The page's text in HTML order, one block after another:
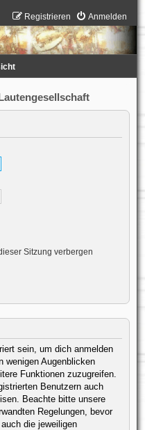
Anmelden
Registrieren
Sitzung verbergen
sein, um dich anmelden
wenigen Augenblicken
Funktionen zuzugreifen.
Benutzern auch
Beachte bitte unsere
Regelungen, bevor
die jeweiligen